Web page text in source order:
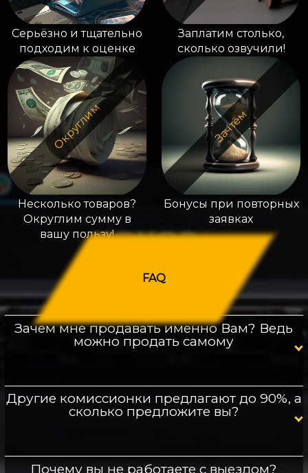
Серьёзно и тщательно
подходим к оценке
Заплатим столько,
сколько озвучили!
Округлим
Несколько товаров?
Округлим сумму в
вашу пользу!
Зачтём
Бонусы при повторных
заявках
FAQ
Зачем мне продавать именно Вам? Ведь
можно продать самому
Другие комиссионки предлагают до 90%, а
сколько предложите вы?
Почему вы не работаете с выездом?